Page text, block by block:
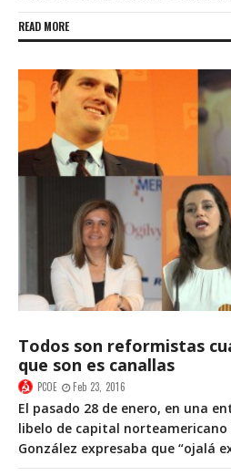
READ MORE
Todos son reformistas
que son es canallas
PCOE Feb 23, 2016
El pasado 28 de enero, en una
libelo de capital norteamericano
González expresaba que “ojalá